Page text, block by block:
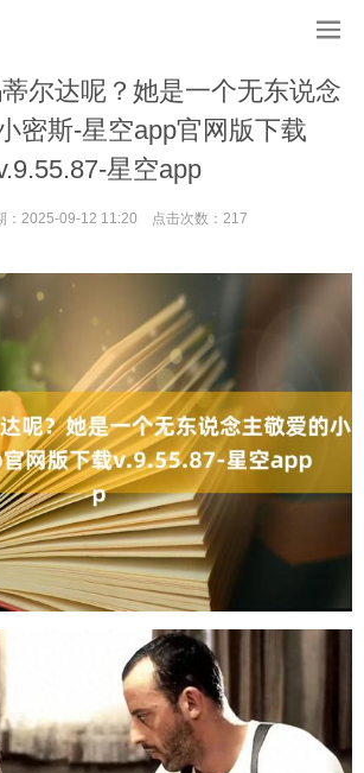
尔达呢？她是一个无东说念
密斯-星空app官网版下载
星空app
：2025-09-12 11:20 点击次数：217